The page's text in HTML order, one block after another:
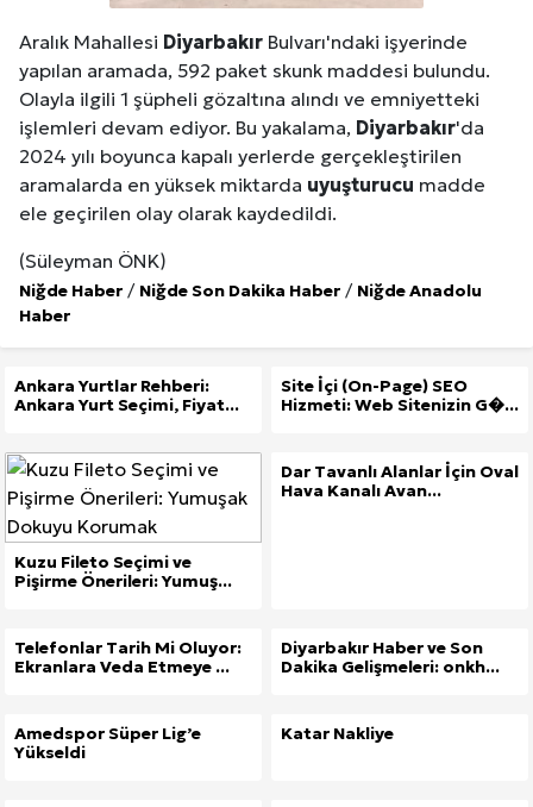
Aralık Mahallesi Diyarbakır Bulvarı'ndaki işyerinde
yapılan aramada, 592 paket skunk maddesi bulundu.
Olayla ilgili 1 şüpheli gözaltına alındı ve emniyetteki
işlemleri devam ediyor. Bu yakalama, Diyarbakır'da
2024 yılı boyunca kapalı yerlerde gerçekleştirilen
aramalarda en yüksek miktarda uyuşturucu madde
ele geçirilen olay olarak kaydedildi.
(Süleyman ÖNK)
Niğde Haber / Niğde Son Dakika Haber / Niğde Anadolu
Haber
Ankara Yurtlar Rehberi:
Ankara Yurt Seçimi, Fiyat...
Site İçi (On-Page) SEO
Hizmeti: Web Sitenizin G�...
Kuzu Fileto Seçimi ve
Pişirme Önerileri: Yumuş...
Dar Tavanlı Alanlar İçin Oval
Hava Kanalı Avan...
Telefonlar Tarih Mi Oluyor:
Ekranlara Veda Etmeye ...
Diyarbakır Haber ve Son
Dakika Gelişmeleri: onkh...
Amedspor Süper Lig’e
Yükseldi
Katar Nakliye